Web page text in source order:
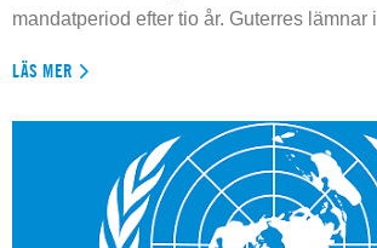
mandatperiod efter tio år. Guterres lämnar
LÄS MER